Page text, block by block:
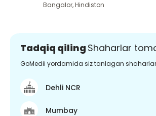
Bangalor,Hindiston
Tadqiq qiling Shaharlar
GoMedii yordamida siz tanlagan
Dehli NCR
Mumbay